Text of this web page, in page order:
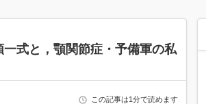
一式と，顎関節症・予備軍の私
この記事は1分で読めます